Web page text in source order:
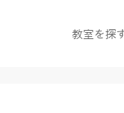
教室を探